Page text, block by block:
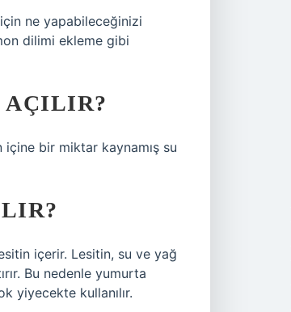
ne yapabileceğinizi
dilimi ekleme gibi
AÇILIR?
içine bir miktar kaynamış su
içerir. Lesitin, su ve yağ
Bu nedenle yumurta
yiyecekte kullanılır.